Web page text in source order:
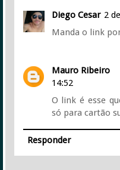
Diego Cesar 2
Manda o link
Mauro Ribeiro
14:52
O link é esse
só para cartão
Responder